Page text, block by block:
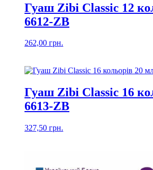
Гуаш Zibi Classic 12
6612-ZB
262,00 грн.
Гуаш Zibi Classic 16
6613-ZB
327,50 грн.